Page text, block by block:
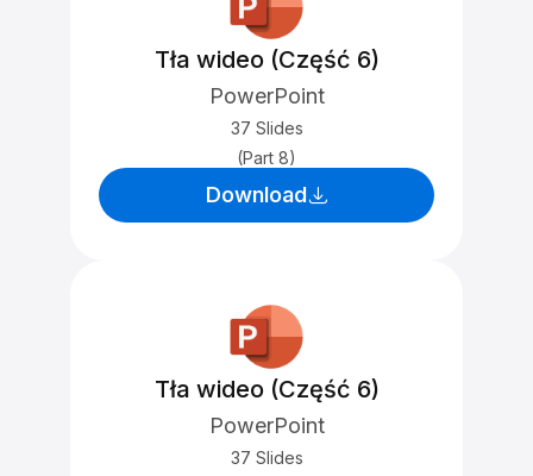
Tła wideo (Część 6)
PowerPoint
37 Slides
(Part 8)
Download
Tła wideo (Część 6)
PowerPoint
37 Slides